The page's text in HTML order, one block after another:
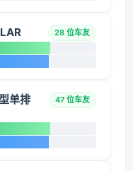
28 位车友
单排
47 位车友